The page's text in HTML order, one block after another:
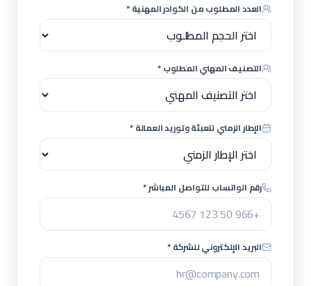
العدد المطلوب من الكوادر المهنية *
التصنيف المهني المطلوب *
الإطار الزمني لتعبئة وتوريد العمالة *
رقم الواتساب للتواصل المباشر *
البريد الإلكتروني للشركة *